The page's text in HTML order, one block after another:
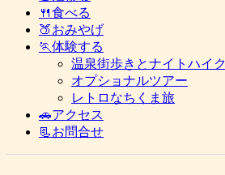
🍴食べる
🍑おみやげ
🏃体験する
温泉街歩きとナイトハイク
オプショナルツアー
レトロなちくま旅
🚗アクセス
📃お問合せ